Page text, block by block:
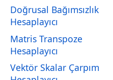
Doğrusal Bağımsızlık
Hesaplayıcı
Matris Transpoze
Hesaplayıcı
Vektör Skalar Çarpım